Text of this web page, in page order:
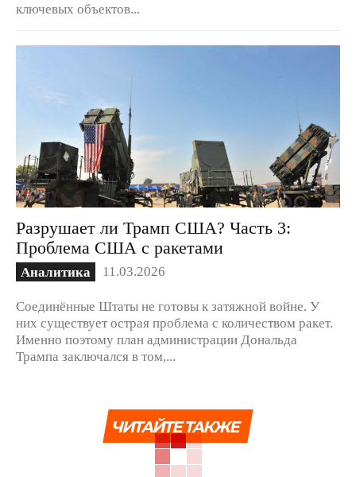
ключевых объектов...
Разрушает ли Трамп США? Часть 3:
Проблема США с ракетами
Аналитика 11.03.2026
Соединённые Штаты не готовы к затяжной войне. У
них существует острая проблема с количеством ракет.
Именно поэтому план администрации Дональда
Трампа заключался в том,...
ЧИТАЙТЕ ТАКЖЕ